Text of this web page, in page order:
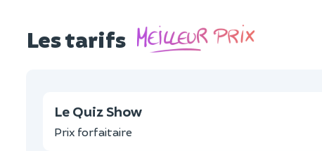
Les tarifs
Le Quiz Show
Prix forfaitaire